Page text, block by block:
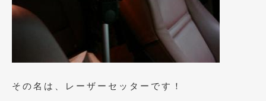
その名は、レーザーセッターです！